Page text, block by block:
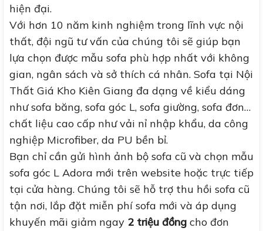
hiện đại.
Với hơn 10 năm kinh nghiệm trong lĩnh vực nội
thất, đội ngũ tư vấn của chúng tôi sẽ giúp bạn
lựa chọn được mẫu sofa phù hợp nhất với không
gian, ngân sách và sở thích cá nhân. Sofa tại Nội
Thất Giá Kho Kiên Giang đa dạng về kiểu dáng
như sofa băng, sofa góc L, sofa giường, sofa đơn…
chất liệu cao cấp như vải nỉ nhập khẩu, da công
nghiệp Microfiber, da PU bền bỉ.
Bạn chỉ cần gửi hình ảnh bộ sofa cũ và chọn mẫu
sofa góc L Adora mới trên website hoặc trực tiếp
tại cửa hàng. Chúng tôi sẽ hỗ trợ thu hồi sofa cũ
tận nơi, lắp đặt miễn phí sofa mới và áp dụng
khuyến mãi giảm ngay 2 triệu đồng cho đơn